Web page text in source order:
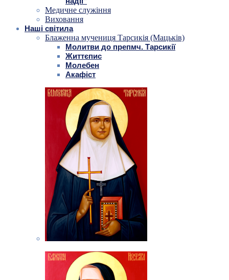
Медичне служіння
Виховання
Наші світила
Блаженна мучениця Тарсикія (Мацьків)
Молитви до препмч. Тарсикії
Життєпис
Молебен
Акафіст